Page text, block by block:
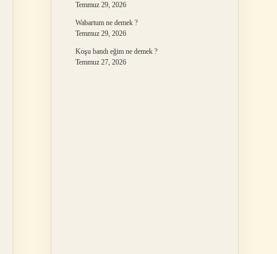
Temmuz 29, 2026
Wabartum ne demek ?
Temmuz 29, 2026
Koşu bandı eğim ne demek ?
Temmuz 27, 2026